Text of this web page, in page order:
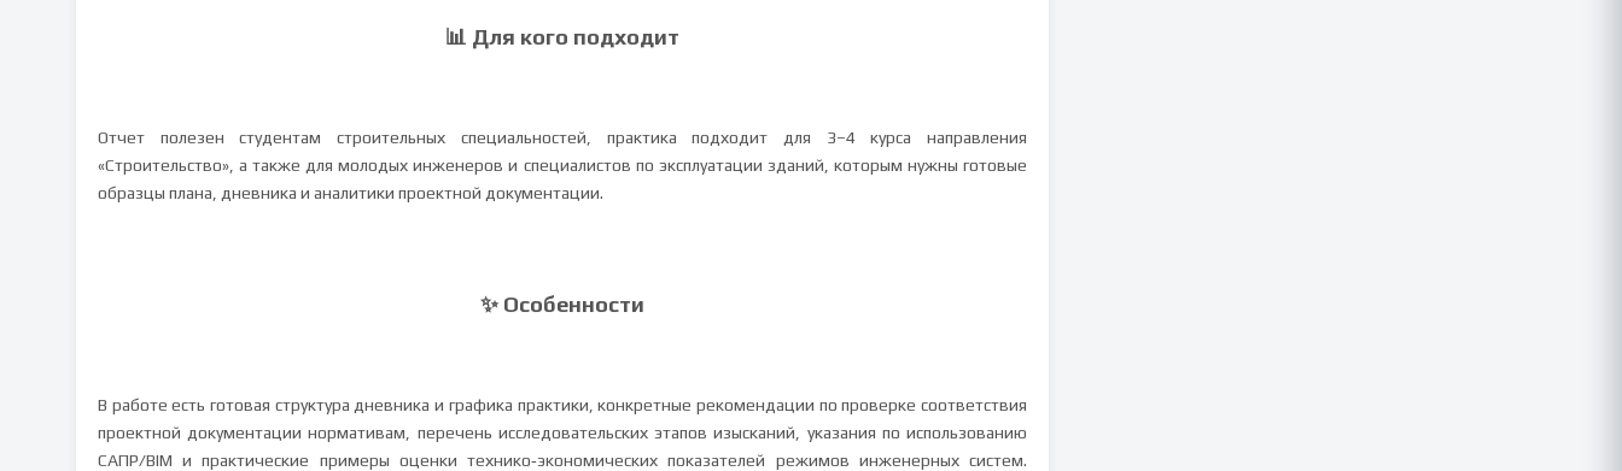
📊 Для кого подходит
Отчет полезен студентам строительных специальностей, практика подходит для 3–4 курса направления
«Строительство», а также для молодых инженеров и специалистов по эксплуатации зданий, которым нужны готовые
образцы плана, дневника и аналитики проектной документации.
✨ Особенности
В работе есть готовая структура дневника и графика практики, конкретные рекомендации по проверке соответствия
проектной документации нормативам, перечень исследовательских этапов изысканий, указания по использованию
САПР/BIM и практические примеры оценки технико‑экономических показателей режимов инженерных систем.